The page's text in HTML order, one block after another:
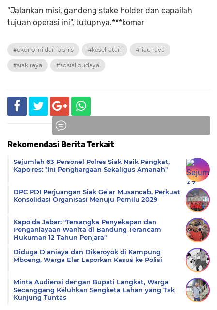
"Jalankan misi, gandeng stake holder dan capailah
tujuan operasi ini", tutupnya.***komar
#ekonomi dan bisnis #kesehatan #riau raya
#siak raya #sosial budaya
Rekomendasi Berita Terkait
Sejumlah 63 Personel Polres Siak Naik Pangkat,
Kapolres: "Ini Penghargaan Sekaligus Amanah"
DPC PDI Perjuangan Siak Gelar Musancab, Perkuat
Konsolidasi Organisasi Menuju Pemilu 2029
Kapolda Jabar: "Tersangka Penyekapan dan
Penganiayaan Wanita di Bandung Terancam
Hukuman 12 Tahun Penjara"
Diduga Dianiaya dan Dikeroyok di Kampung
Mboeng, Warga Elar Laporkan Kasus ke Polisi
Minta Audiensi dengan Bupati Langkat, Warga
Secanggang Keluhkan Sengketa Lahan yang Tak
Kunjung Tuntas